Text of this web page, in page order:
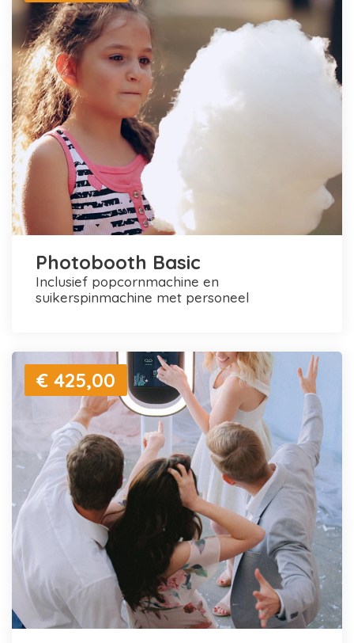
Photobooth Basic
inclusief popcornmachine en
suikerspinmachine met personeel
€ 425,00